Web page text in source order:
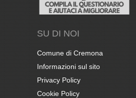
SU DI NOI
Comune di Cremona
Informazioni sul sito
Privacy Policy
Cookie Policy